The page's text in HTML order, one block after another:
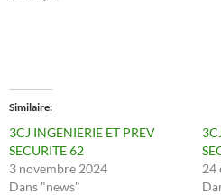
Similaire
3CJ INGENIERIE ET PREV
SECURITE 62
3 novembre 2024
Dans "news"
24